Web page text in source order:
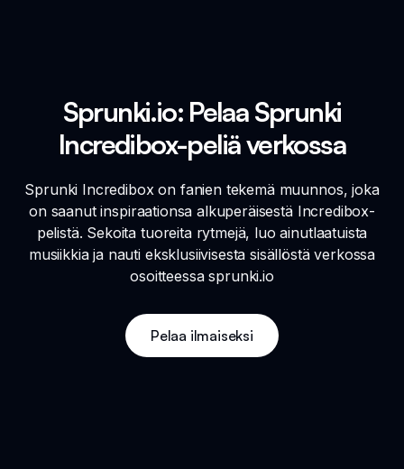
Sprunki.io: Pelaa Sprunki
Incredibox-peliä verkossa
Sprunki Incredibox on fanien tekemä muunnos, joka
on saanut inspiraationsa alkuperäisestä Incredibox-
pelistä. Sekoita tuoreita rytmejä, luo ainutlaatuista
musiikkia ja nauti eksklusiivisesta sisällöstä verkossa
osoitteessa sprunki.io
Pelaa ilmaiseksi